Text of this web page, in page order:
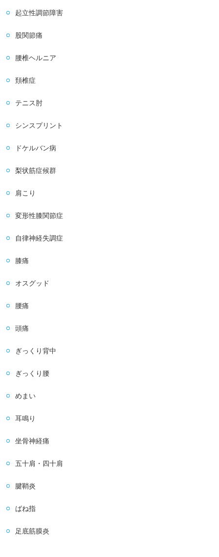
起立性調節障害
股関節痛
腰椎ヘルニア
頚椎症
テニス肘
シンスプリント
ドケルバン病
梨状筋症候群
肩こり
変形性膝関節症
自律神経失調症
膝痛
オスグッド
腰痛
頭痛
ぎっくり背中
ぎっくり腰
めまい
耳鳴り
坐骨神経痛
五十肩・四十肩
腱鞘炎
ばね指
足底筋膜炎